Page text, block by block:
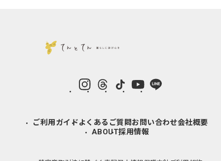
instagramThreads LINE
ご利用ガイドよくあるご質問 お問い合わせ会社概要
ABOUT採用情報